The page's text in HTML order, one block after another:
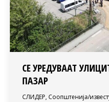
СЕ УРЕДУВААТ
ПАЗАР
СЛИДЕР, Соопштенија/